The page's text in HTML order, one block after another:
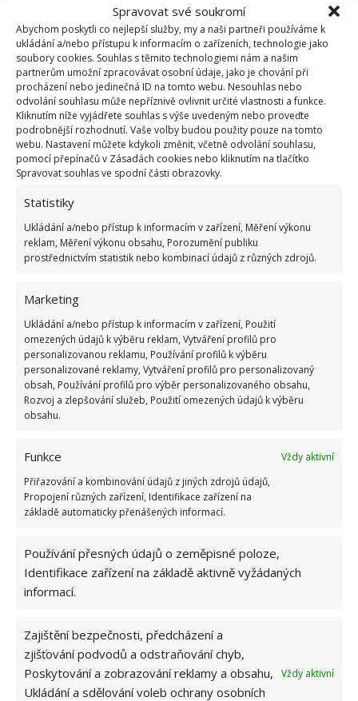
Spravovat své soukromí
Abychom poskytli co nejlepší služby, my a naši partneři používáme k
ukládání a/nebo přístupu k informacím o zařízeních, technologie jako
soubory cookies. Souhlas s těmito technologiemi nám a našim
partnerům umožní zpracovávat osobní údaje, jako je chování při
procházení nebo jedinečná ID na tomto webu. Nesouhlas nebo
odvolání souhlasu může nepříznivě ovlivnit určité vlastnosti a funkce.
Kliknutím níže vyjádřete souhlas s výše uvedeným nebo proveďte
podrobnější rozhodnutí. Vaše volby budou použity pouze na tomto
webu. Nastavení můžete kdykoli změnit, včetně odvolání souhlasu,
pomocí přepínačů v Zásadách cookies nebo kliknutím na tlačítko
Spravovat souhlas ve spodní části obrazovky.
Statistiky
Ukládání a/nebo přístup k informacím v zařízení, Měření výkonu
reklam, Měření výkonu obsahu, Porozumění publiku
prostřednictvím statistik nebo kombinací údajů z různých zdrojů.
Marketing
Ukládání a/nebo přístup k informacím v zařízení, Použití
omezených údajů k výběru reklam, Vytváření profilů pro
personalizovanou reklamu, Používání profilů k výběru
personalizované reklamy, Vytváření profilů pro personalizovaný
obsah, Používání profilů pro výběr personalizovaného obsahu,
Rozvoj a zlepšování služeb, Použití omezených údajů k výběru
obsahu.
Funkce
Vždy aktivní
Přiřazování a kombinování údajů z jiných zdrojů údajů,
Propojení různých zařízení, Identifikace zařízení na
základě automaticky přenášených informací.
Používání přesných údajů o zeměpisné poloze,
Identifikace zařízení na základě aktivně vyžádaných
informací.
Zajištění bezpečnosti, předcházení a
zjišťování podvodů a odstraňování chyb,
Poskytování a zobrazování reklamy a obsahu,
Ukládání a sdělování voleb ochrany osobních
Vždy aktivní
1.10.2025 Rady a tipy
Octomilky se této důmyslné pasti nemají šanci
vyhnout. Pomohou vám tyto ingredience z
kuchyně
29.9.2025 Rady a tipy
OBLÍBENÉ ČLÁNKY
Pokuta až 10 000 Kč hrozí za nesprávné sekání i
nesekání trávy. Záleží i na prostředku a lokaci
Kvíz na téma pionýrské tábory za socialismu:
12.5.2026
komunismu: 10 retro otázek ukáže, kdo má
dobrý přehled
Retro kvíz o oblíbených autech v dobách
socialismu: Tehdejší řidiči musí získat 10 z 10
bodů
6.5.2026